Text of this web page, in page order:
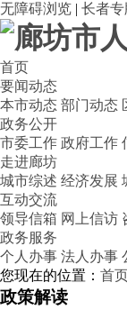
无障碍浏览 | 长者专
首页
要闻动态
本市动态 部门动态
政务公开
市委工作 政府工作
走进廊坊
城市综述 经济发展
互动交流
领导信箱 网上信访
政务服务
个人办事 法人办事
您现在的位置： 首
政策解读